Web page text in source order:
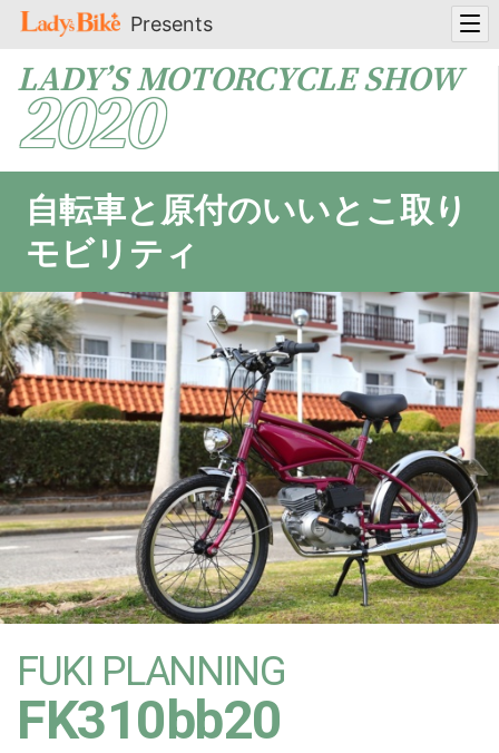
Presents
LADY’S MOTORCYCLE SHOW
2020
自転車と原付のいいとこ取り
モビリティ
FUKI PLANNING
FK310bb20